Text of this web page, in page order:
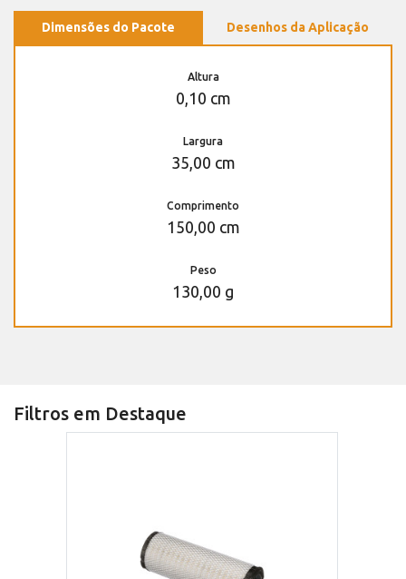
Dimensões do Pacote Desenhos da Aplicação
Altura
0,10 cm
Largura
35,00 cm
Comprimento
150,00 cm
Peso
130,00 g
Filtros em Destaque